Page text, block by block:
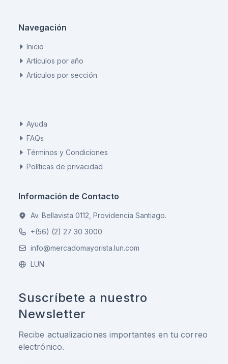
Navegación
Inicio
Artículos por año
Artículos por sección
Ayuda
FAQs
Términos y Condiciones
Políticas de privacidad
Información de Contacto
Av. Bellavista 0112, Providencia Santiago.
+(56) (2) 27 30 3000
info@mercadomayorista.lun.com
LUN
Suscríbete a nuestro
Newsletter
Recibe actualizaciones importantes en tu correo
electrónico.